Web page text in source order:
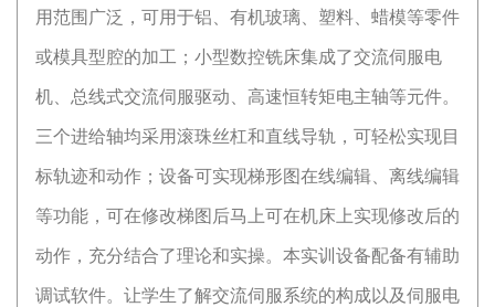
用范围广泛，可用于铝、有机玻璃、塑料、蜡模等零件
或模具型腔的加工；小型数控铣床集成了交流伺服电
机、总线式交流伺服驱动、高速恒转矩电主轴等元件。
三个进给轴均采用滚珠丝杠和直线导轨，可轻松实现目
标轨迹和动作；设备可实现梯形图在线编辑、离线编辑
等功能，可在修改梯图后马上可在机床上实现修改后的
动作，充分结合了理论和实操。本实训设备配备有辅助
调试软件。让学生了解交流伺服系统的构成以及伺服电